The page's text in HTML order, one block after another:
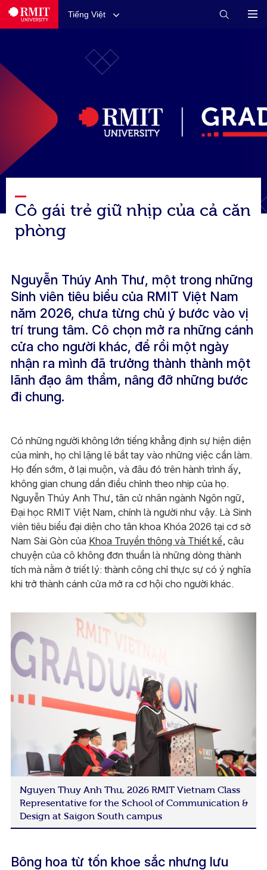
Tiếng Việt
Cô gái trẻ giữ nhịp của cả căn
phòng
Nguyễn Thúy Anh Thư, một trong những
Sinh viên tiêu biểu của RMIT Việt Nam
năm 2026, chưa từng chủ ý bước vào vị
trí trung tâm. Cô chọn mở ra những cánh
cửa cho người khác, để rồi một ngày
nhận ra mình đã trưởng thành thành một
lãnh đạo âm thầm, nâng đỡ những bước
đi chung.
Có những người không lớn tiếng khẳng định sự hiện diện
của mình, họ chỉ lặng lẽ bắt tay vào những việc cần làm.
Họ đến sớm, ở lại muộn, và đâu đó trên hành trình ấy,
không gian chung dần điều chỉnh theo nhịp của họ.
Nguyễn Thúy Anh Thư, tân cử nhân ngành Ngôn ngữ,
Đại học RMIT Việt Nam, chính là người như vậy. Là Sinh
viên tiêu biểu đại diện cho tân khoa Khóa 2026 tại cơ sở
Nam Sài Gòn của Khoa Truyền thông và Thiết kế, câu
chuyện của cô không đơn thuần là những dòng thành
tích mà nằm ở triết lý: thành công chỉ thực sự có ý nghĩa
khi trở thành cánh cửa mở ra cơ hội cho người khác.
Nguyen Thuy Anh Thu, 2026 RMIT Vietnam Class
Representative for the School of Communication &
Design at Saigon South campus
Bông hoa từ tốn khoe sắc nhưng lưu